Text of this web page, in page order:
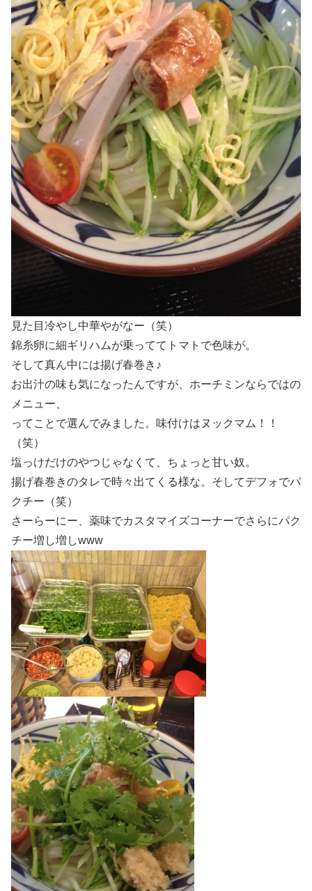
見た目冷やし中華やがなー（笑）
錦糸卵に細ギリハムが乗っててトマトで色味が。
そして真ん中には揚げ春巻き♪
お出汁の味も気になったんですが、ホーチミンならではの
メニュー、
ってことで選んでみました。味付けはヌックマム！！
（笑）
塩っけだけのやつじゃなくて、ちょっと甘い奴。
揚げ春巻きのタレで時々出てくる様な。そしてデフォでパ
クチー（笑）
さーらーにー、薬味でカスタマイズコーナーでさらにパク
チー増し増しwww